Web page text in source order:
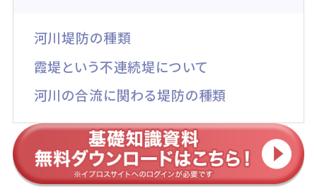
河川堤防の種類
霞堤という不連続堤について
河川の合流に関わる堤防の種類